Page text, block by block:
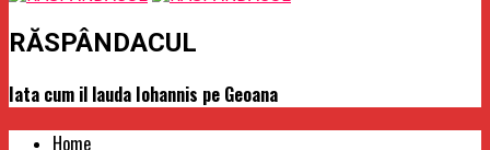
RĂSPÂNDACUL
Iata cum il lauda Iohannis pe Geoana
Home